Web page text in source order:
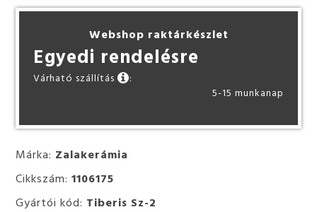
Márka: Zalakerámia
Cikkszám:1106175
Gyártói kód: Tiberis Sz-2
Webshop raktárkészlet
Egyedi rendelésre
Várható szállítás
:
5-15 munkanap